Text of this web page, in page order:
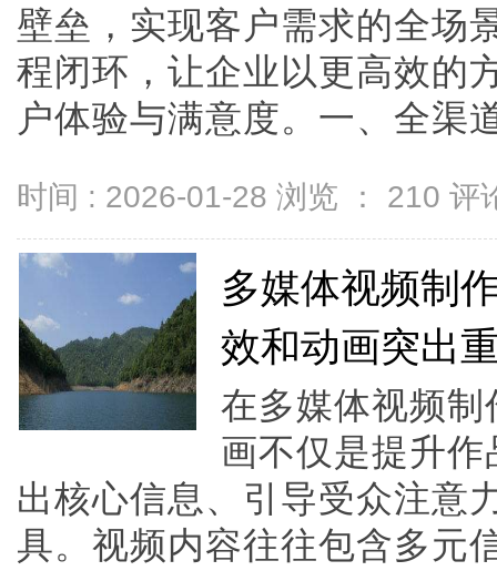
壁垒，实现客户需求的全场
程闭环，让企业以更高效的
户体验与满意度。一、全渠
时间 : 2026-01-28 浏览 ： 210 评
多媒体视频制
效和动画突出
在多媒体视频
画不仅是提升
出核心信息、引导受众注意
具。视频内容往往包含多元